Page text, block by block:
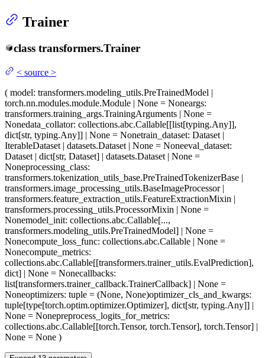
Trainer
class transformers.Trainer
< source >
( model: transformers.modeling_utils.PreTrainedModel |
torch.nn.modules.module.Module | None = Noneargs:
transformers.training_args.TrainingArguments | None =
Nonedata_collator: collections.abc.Callable[[list[typing.Any]],
dict[str, typing.Any]] | None = Nonetrain_dataset: Dataset |
IterableDataset | datasets.Dataset | None = Noneeval_dataset:
Dataset | dict[str, Dataset] | datasets.Dataset | None =
Noneprocessing_class:
transformers.tokenization_utils_base.PreTrainedTokenizerBase |
transformers.image_processing_utils.BaseImageProcessor |
transformers.feature_extraction_utils.FeatureExtractionMixin |
transformers.processing_utils.ProcessorMixin | None =
Nonemodel_init: collections.abc.Callable[...,
transformers.modeling_utils.PreTrainedModel] | None =
Nonecompute_loss_func: collections.abc.Callable | None =
Nonecompute_metrics:
collections.abc.Callable[[transformers.trainer_utils.EvalPrediction],
dict] | None = Nonecallbacks:
list[transformers.trainer_callback.TrainerCallback] | None =
Noneoptimizers: tuple = (None, None)optimizer_cls_and_kwargs:
tuple[type[torch.optim.optimizer.Optimizer], dict[str, typing.Any]] |
None = Nonepreprocess_logits_for_metrics:
collections.abc.Callable[[torch.Tensor, torch.Tensor], torch.Tensor] |
None = None )